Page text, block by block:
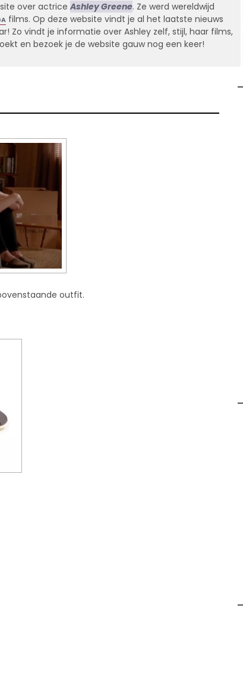
over actriceAshley Greene. Ze werd wereldwijd
films. Op deze website vindt je al het laatste nieuws
Zo vindt je informatie over Ashley zelf, stijl, haar films,
en bezoek je de website gauw nog een keer!
outfit.